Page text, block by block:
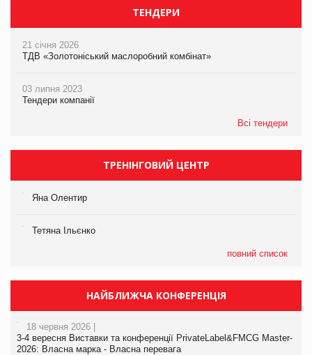
ТЕНДЕРИ
21 січня 2026
ТДВ «Золотоніський маслоробний комбінат»
03 липня 2023
Тендери компанії
Всі тендери
ТРЕНІНГОВИЙ ЦЕНТР
Яна Олентир
Тетяна Ільєнко
повний список
НАЙБЛИЖЧА КОНФЕРЕНЦІЯ
18 червня 2026 |
3-4 вересня Виставки та конференції PrivateLabel&FMCG Master-
2026: Власна марка - Власна перевага